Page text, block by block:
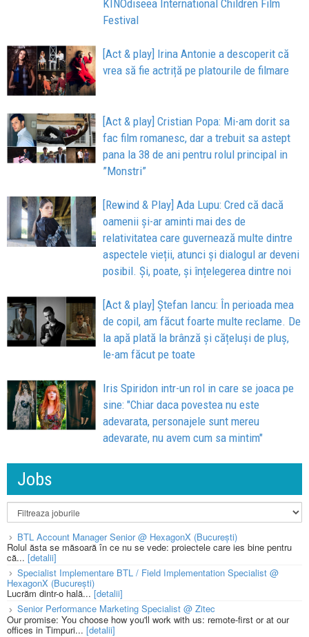
KINOdiseea International Children Film
Festival
[Act & play] Irina Antonie a descoperit că
vrea să fie actriță pe platourile de filmare
[Act & play] Cristian Popa: Mi-am dorit sa
fac film romanesc, dar a trebuit sa astept
pana la 38 de ani pentru rolul principal in
”Monstri”
[Rewind & Play] Ada Lupu: Cred că dacă
oamenii și-ar aminti mai des de
relativitatea care guvernează multe dintre
aspectele vieții, atunci și dialogul ar deveni
posibil. Și, poate, și înțelegerea dintre noi
[Act & play] Ștefan Iancu: În perioada mea
de copil, am făcut foarte multe reclame. De
la apă plată la brânză și cățeluși de pluș,
le-am făcut pe toate
Iris Spiridon intr-un rol in care se joaca pe
sine: "Chiar daca povestea nu este
adevarata, personajele sunt mereu
adevarate, nu avem cum sa mintim"
Jobs
BTL Account Manager Senior @ HexagonX (București)
Rolul ăsta se măsoară în ce nu se vede: proiectele care ies bine pentru
că... [detalii]
Specialist Implementare BTL / Field Implementation Specialist @
HexagonX (București)
Lucrăm dintr-o hală... [detalii]
Senior Performance Marketing Specialist @ Zitec
Our promise: You choose how you'll work with us: remote-first or at our
offices in Timpuri... [detalii]